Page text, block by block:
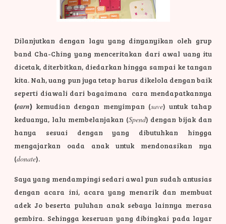
Dilanjutkan dengan lagu yang dinyanyikan oleh grup
band Cha-Ching yang menceritakan dari awal uang itu
dicetak, diterbitkan, diedarkan hingga sampai ke tangan
kita. Nah, uang pun juga tetap harus dikelola dengan baik
seperti diawali dari bagaimana cara mendapatkannya
(earn) kemudian dengan menyimpan (save) untuk tahap
keduanya, lalu membelanjakan (Spend) dengan bijak dan
hanya sesuai dengan yang dibutuhkan hingga
mengajarkan oada anak untuk mendonasikan nya
(donate).
Saya yang mendampingi sedari awal pun sudah antusias
dengan acara ini, acara yang menarik dan membuat
adek Jo beserta puluhan anak sebaya lainnya merasa
gembira. Sehingga keseruan yang dibingkai pada layar